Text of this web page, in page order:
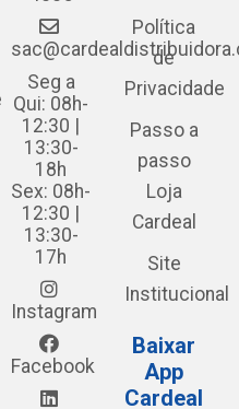
Seg a
Qui: 08h-
12:30 |
13:30-
18h
Sex: 08h-
12:30 |
13:30-
17h
Instagram
Facebook
Política
de
Privacidade
Passo a
passo
Loja
Cardeal
Site
Institucional
Baixar
App
Cardeal